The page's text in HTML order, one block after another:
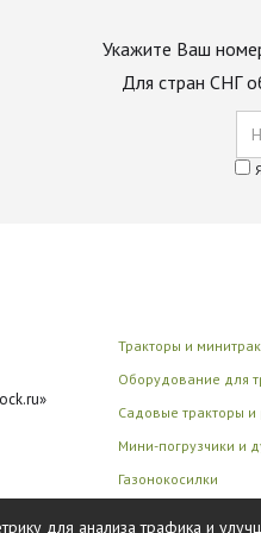
Укажите Ваш
Для стран СНГ
Тракторы и
Оборудование для
Садовые тракторы
Мини-погрузчики и
Газонокосилки
для анализа трафика и